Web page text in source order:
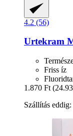
4.2 (56)
Urtekram
Friss íz
1.870 Ft
Szállítás